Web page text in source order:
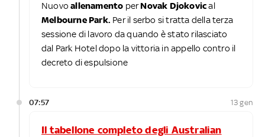
Nuovoallenamento perNovak Djokovical
Melbourne Park. Per il serbo si tratta della terza
sessione di lavoro da quando è stato rilasciato
dal Park Hotel dopo la vittoria in appello contro il
decreto di espulsione
07:57 13 gen
Il tabellone completo degli Australian